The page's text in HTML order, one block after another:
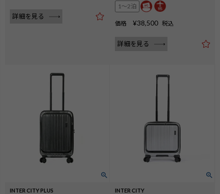
詳細を見る
1〜2泊
価格 ¥38,500 税込
詳細を見る
INTER CITY PLUS INTER CITY